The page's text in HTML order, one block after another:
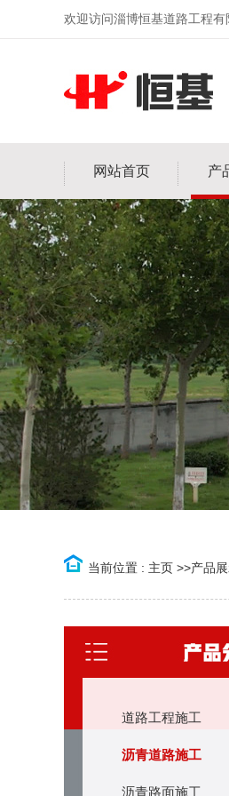
欢迎访问淄博恒基道路工程有
网站首页 产
当前位置 : 主页 >>产品
道路工程施工
沥青道路施工
沥青路面施工